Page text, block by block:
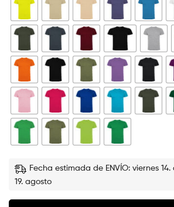
Fecha estimada de ENVÍO: viernes
19. agosto